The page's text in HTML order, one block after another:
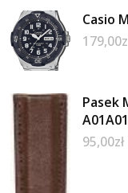
Casio
179,00
Pasek
95,00zł